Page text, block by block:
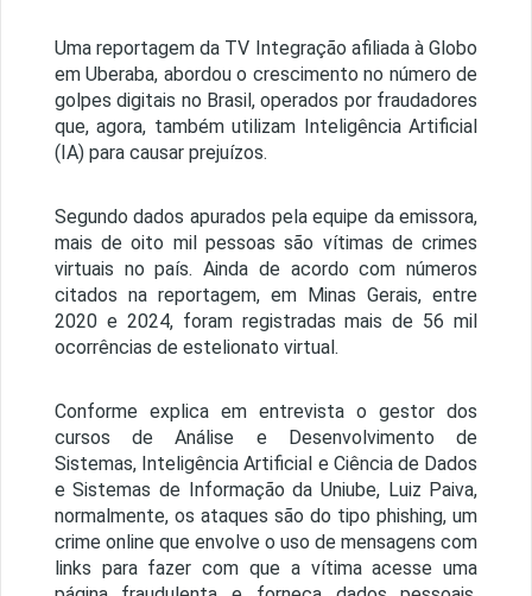
Uma reportagem da TV Integração afiliada à Globo
em Uberaba, abordou o crescimento no número de
golpes digitais no Brasil, operados por fraudadores
que, agora, também utilizam Inteligência Artificial
(IA) para causar prejuízos.
Segundo dados apurados pela equipe da emissora,
mais de oito mil pessoas são vítimas de crimes
virtuais no país. Ainda de acordo com números
citados na reportagem, em Minas Gerais, entre
2020 e 2024, foram registradas mais de 56 mil
ocorrências de estelionato virtual.
Conforme explica em entrevista o gestor dos
cursos de Análise e Desenvolvimento de
Sistemas, Inteligência Artificial e Ciência de Dados
e Sistemas de Informação da Uniube, Luiz Paiva,
normalmente, os ataques são do tipo phishing, um
crime online que envolve o uso de mensagens com
links para fazer com que a vítima acesse uma